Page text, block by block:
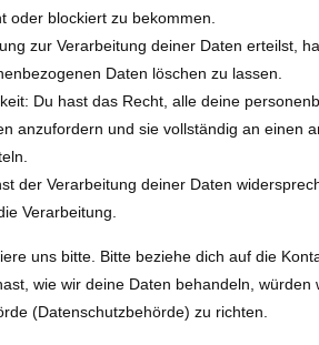
oder blockiert zu bekommen.
zur Verarbeitung deiner Daten erteilst,
Daten löschen zu lassen.
Du hast das Recht, alle deine
anzufordern und sie vollständig an einen
der Verarbeitung deiner Daten
Verarbeitung.
uns bitte. Bitte beziehe dich auf die
wie wir deine Daten behandeln,
(Datenschutzbehörde) zu richten.